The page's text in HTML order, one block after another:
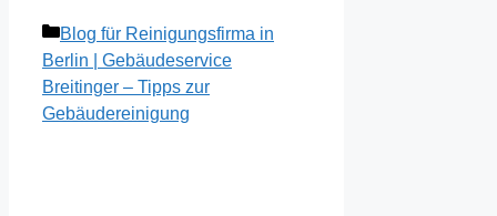
Kategorien
Blog für Reinigungsfirma in
Berlin | Gebäudeservice
Breitinger – Tipps zur
Gebäudereinigung